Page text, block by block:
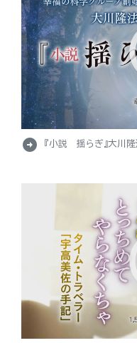
arrow_circle_right 『小説 揺らぎ』大川